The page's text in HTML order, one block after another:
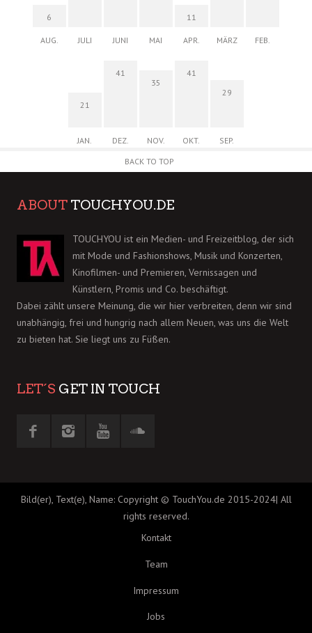
6
AUG. JULI JUNI MAI
11
APR. MÄRZ FEB.
21
JAN.
41
DEZ.
35
NOV.
41
OKT.
29
SEP.
BACK TO TOP
ABOUT TOUCHYOU.DE
TOUCHYOU ist ein Medien- und Freizeitblog, der sich
mit Mode und Fashionshows, Musik und Konzerten,
Kinofilmen- und Premieren, Vernissagen und
Künstlern, Promis und Co. beschäftigt.
Dabei zählt unsere Meinung, die wir hier verbreiten, denn wir sind
unabhängig, frei und hungrig nach allem Neuen, was uns die Welt
zu bieten hat. Sie liegt uns zu Füßen.
LET´S GET IN TOUCH
Bild(er), Text(e), Name: Copyright © TouchYou.de 2015-2024| All
rights reserved.
Kontakt
Team
Impressum
Jobs